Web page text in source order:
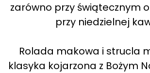
zarówno przy świątecznym
przy niedzielnej
Rolada makowa i strucla
klasyka kojarzona z Bożym